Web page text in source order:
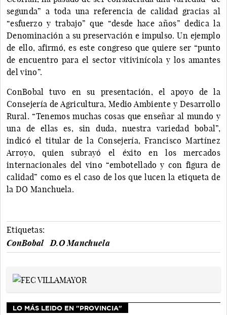
segunda” a toda una referencia de calidad gracias al
“esfuerzo y trabajo” que “desde hace años” dedica la
Denominación a su preservación e impulso. Un ejemplo
de ello, afirmó, es este congreso que quiere ser “punto
de encuentro para el sector vitivinícola y los amantes
del vino”.
ConBobal tuvo en su presentación, el apoyo de la
Consejería de Agricultura, Medio Ambiente y Desarrollo
Rural. “Tenemos muchas cosas que enseñar al mundo y
una de ellas es, sin duda, nuestra variedad bobal”,
indicó el titular de la Consejería, Francisco Martínez
Arroyo, quien subrayó el éxito en los mercados
internacionales del vino “embotellado y con figura de
calidad” como es el caso de los que lucen la etiqueta de
la DO Manchuela.
Etiquetas:
ConBobal
D.O Manchuela
LO MÁS LEIDO EN "PROVINCIA"